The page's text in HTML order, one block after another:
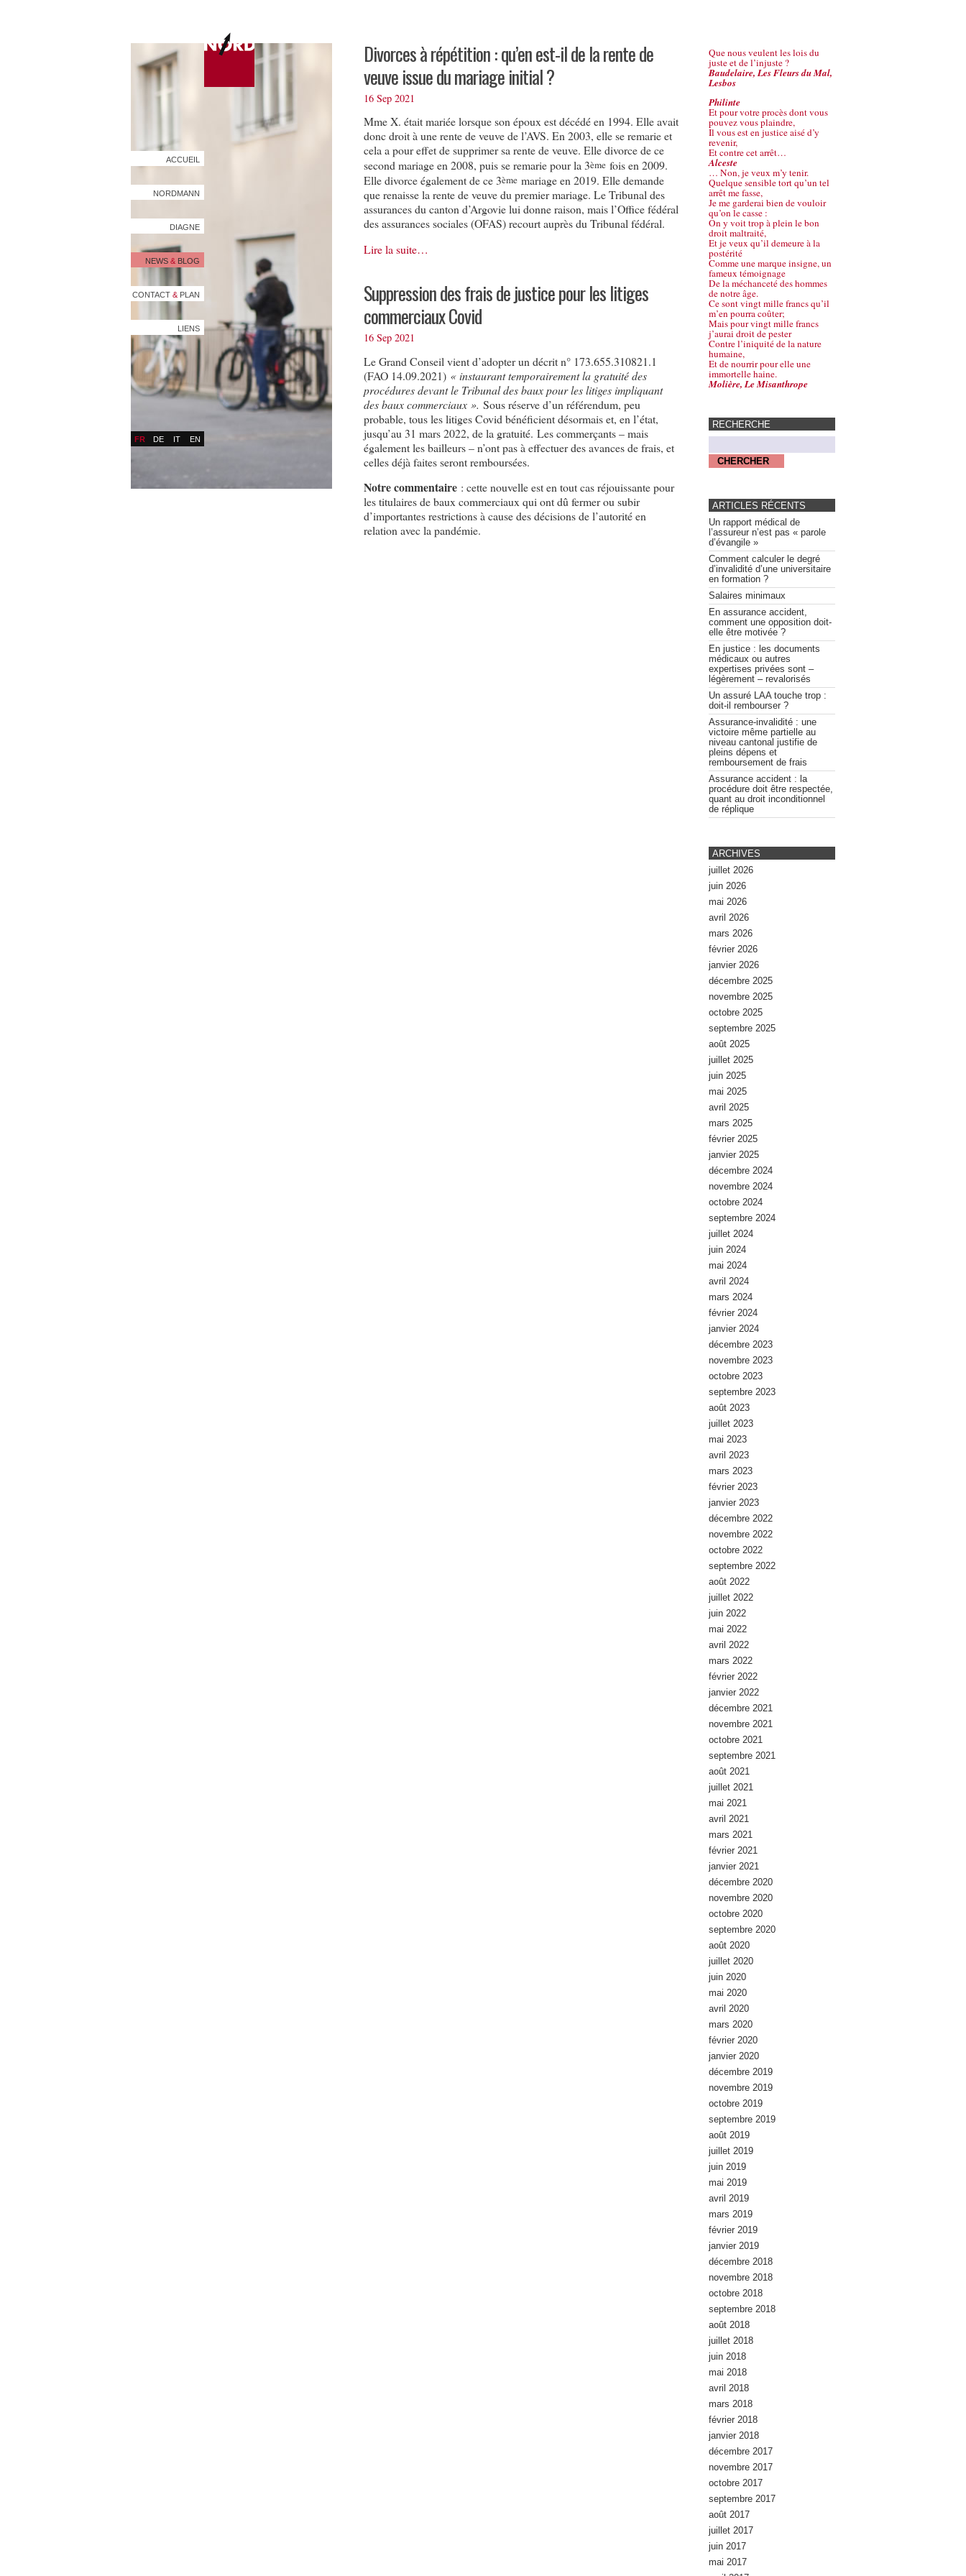
ACCUEIL
NORDMANN
DIAGNE
NEWS & BLOG
CONTACT & PLAN
LIENS
FR DE IT EN
Divorces à répétition : qu’en est-il de la rente de
veuve issue du mariage initial ?
16 Sep 2021
Mme X. était mariée lorsque son époux est décédé en 1994. Elle avait
donc droit à une rente de veuve de l’AVS. En 2003, elle se remarie et
cela a pour effet de supprimer sa rente de veuve. Elle divorce de ce
second mariage en 2008, puis se remarie pour la 3ème fois en 2009.
Elle divorce également de ce 3ème mariage en 2019. Elle demande
que renaisse la rente de veuve du premier mariage. Le Tribunal des
assurances du canton d’Argovie lui donne raison, mais l’Office fédéral
des assurances sociales (OFAS) recourt auprès du Tribunal fédéral.
Lire la suite…
Suppression des frais de justice pour les litiges
commerciaux Covid
16 Sep 2021
Le Grand Conseil vient d’adopter un décrit n° 173.655.310821.1
(FAO 14.09.2021) « instaurant temporairement la gratuité des
procédures devant le Tribunal des baux pour les litiges impliquant
des baux commerciaux ». Sous réserve d’un référendum, peu
probable, tous les litiges Covid bénéficient désormais et, en l’état,
jusqu’au 31 mars 2022, de la gratuité. Les commerçants – mais
également les bailleurs – n’ont pas à effectuer des avances de frais, et
celles déjà faites seront remboursées.
Notre commentaire : cette nouvelle est en tout cas réjouissante pour
les titulaires de baux commerciaux qui ont dû fermer ou subir
d’importantes restrictions à cause des décisions de l’autorité en
relation avec la pandémie.
Que nous veulent les lois du
juste et de l’injuste ?
Baudelaire, Les Fleurs du Mal,
Lesbos
Philinte
Et pour votre procès dont vous
pouvez vous plaindre,
Il vous est en justice aisé d’y
revenir,
Et contre cet arrêt…
Alceste
… Non, je veux m’y tenir.
Quelque sensible tort qu’un tel
arrêt me fasse,
Je me garderai bien de vouloir
qu’on le casse :
On y voit trop à plein le bon
droit maltraité,
Et je veux qu’il demeure à la
postérité
Comme une marque insigne, un
fameux témoignage
De la méchanceté des hommes
de notre âge.
Ce sont vingt mille francs qu’il
m’en pourra coûter;
Mais pour vingt mille francs
j’aurai droit de pester
Contre l’iniquité de la nature
humaine,
Et de nourrir pour elle une
immortelle haine.
Molière, Le Misanthrope
RECHERCHE
ARTICLES RÉCENTS
Un rapport médical de
l’assureur n’est pas « parole
d’évangile »
Comment calculer le degré
d’invalidité d’une universitaire
en formation ?
Salaires minimaux
En assurance accident,
comment une opposition doit-
elle être motivée ?
En justice : les documents
médicaux ou autres
expertises privées sont –
légèrement – revalorisés
Un assuré LAA touche trop :
doit-il rembourser ?
Assurance-invalidité : une
victoire même partielle au
niveau cantonal justifie de
pleins dépens et
remboursement de frais
Assurance accident : la
procédure doit être respectée,
quant au droit inconditionnel
de réplique
ARCHIVES
juillet 2026
juin 2026
mai 2026
avril 2026
mars 2026
février 2026
janvier 2026
décembre 2025
novembre 2025
octobre 2025
septembre 2025
août 2025
juillet 2025
juin 2025
mai 2025
avril 2025
mars 2025
février 2025
janvier 2025
décembre 2024
novembre 2024
octobre 2024
septembre 2024
juillet 2024
juin 2024
mai 2024
avril 2024
mars 2024
février 2024
janvier 2024
décembre 2023
novembre 2023
octobre 2023
septembre 2023
août 2023
juillet 2023
mai 2023
avril 2023
mars 2023
février 2023
janvier 2023
décembre 2022
novembre 2022
octobre 2022
septembre 2022
août 2022
juillet 2022
juin 2022
mai 2022
avril 2022
mars 2022
février 2022
janvier 2022
décembre 2021
novembre 2021
octobre 2021
septembre 2021
août 2021
juillet 2021
mai 2021
avril 2021
mars 2021
février 2021
janvier 2021
décembre 2020
novembre 2020
octobre 2020
septembre 2020
août 2020
juillet 2020
juin 2020
mai 2020
avril 2020
mars 2020
février 2020
janvier 2020
décembre 2019
novembre 2019
octobre 2019
septembre 2019
août 2019
juillet 2019
juin 2019
mai 2019
avril 2019
mars 2019
février 2019
janvier 2019
décembre 2018
novembre 2018
octobre 2018
septembre 2018
août 2018
juillet 2018
juin 2018
mai 2018
avril 2018
mars 2018
février 2018
janvier 2018
décembre 2017
novembre 2017
octobre 2017
septembre 2017
août 2017
juillet 2017
juin 2017
mai 2017